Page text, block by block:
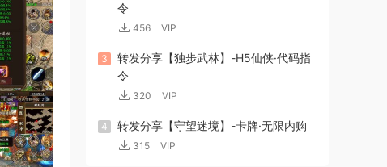
令
456 VIP
3
转发分享【独步武林】-H5仙侠·代码指
令
320 VIP
4 转发分享【守望迷境】-卡牌·无限内购
315 VIP